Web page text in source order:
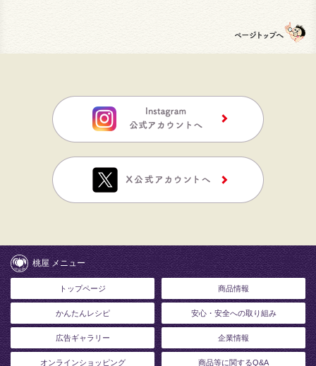
桃屋 メニュー
トップページ 商品情報
かんたんレシピ 安心・安全への取り組み
広告ギャラリー 企業情報
オンラインショッピング 商品等に関するQ&A